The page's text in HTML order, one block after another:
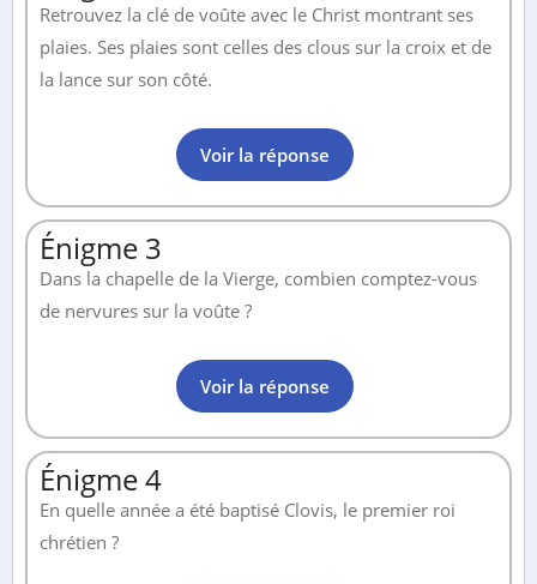
Retrouvez la clé de voûte avec le Christ montrant ses
plaies. Ses plaies sont celles des clous sur la croix et de
la lance sur son côté.
Voir la réponse
Énigme 3
Dans la chapelle de la Vierge, combien comptez-vous
de nervures sur la voûte ?
Voir la réponse
Énigme 4
En quelle année a été baptisé Clovis, le premier roi
chrétien ?